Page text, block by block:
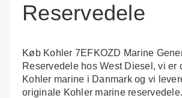
Reservedele
Køb Kohler 7EFKOZD Marine
Reservedele hos West Diesel, vi er
Kohler marine i Danmark og vi
originale Kohler marine